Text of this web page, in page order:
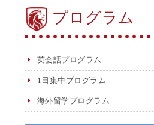
プログラム
英会話プログラム
1日集中プログラム
海外留学プログラム